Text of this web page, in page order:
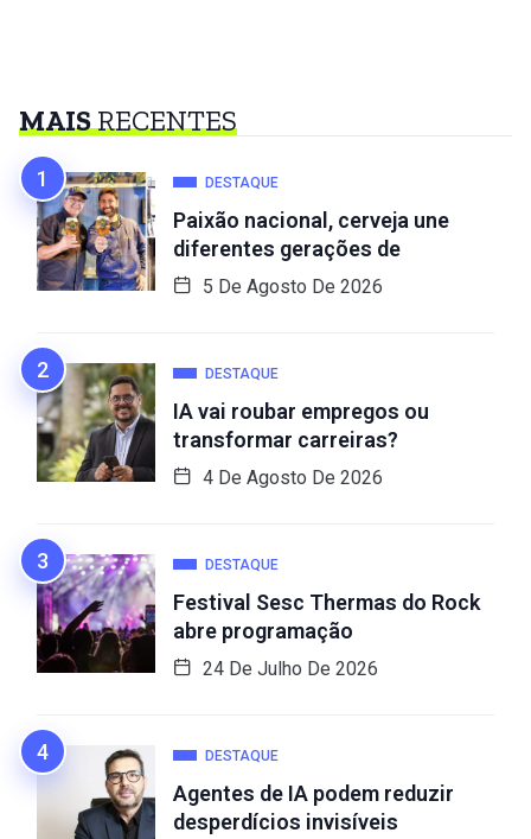
MAISRECENTES
DESTAQUE
Paixão nacional, cerveja une
diferentes gerações de
5 De Agosto De 2026
DESTAQUE
IA vai roubar empregos ou
transformar carreiras?
4 De Agosto De 2026
DESTAQUE
Festival Sesc Thermas do Rock
abre programação
24 De Julho De 2026
DESTAQUE
Agentes de IA podem reduzir
desperdícios invisíveis